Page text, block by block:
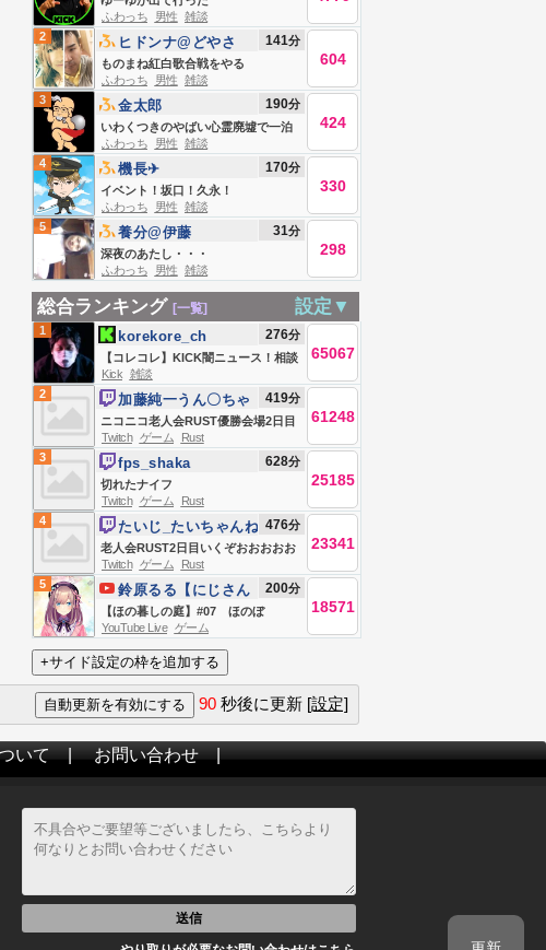
ふわっち 男性 雑談
2
ものまね紅白歌合戦をやる
ヒドンナ@どやさ 141分
604
ふわっち 男性 雑談
3
いわくつきのやばい心霊廃墟で一泊
する
金太郎 190分
424
ふわっち 男性 雑談
4
イベント！坂口！久永！
機長✈︎ 170分
330
ふわっち 男性 雑談
5
深夜のあたし・・・
養分@伊藤 31分
298
ふわっち 男性 雑談
総合ランキング [一覧] 設定▼
1
【コレコレ】KICK闇ニュース！相談
やSNSトラブル解決【ミラー、録画
禁止】
korekore_ch 276分
65067
Kick 雑談
2
ニコニコ老人会RUST優勝会場2日目
夜の部
加藤純一うん〇ちゃ
ん
419分
61248
Twitch ゲーム
Rust
3
切れたナイフ
fps_shaka 628分
25185
Twitch ゲーム
Rust
4
老人会RUST2日目いくぞおおおおお
おおおおお
たいじ_たいちゃんね
る
476分
23341
Twitch ゲーム
Rust
5
【ほの暮しの庭】#07 ほのぼ
の・・？スローライフ生活
ッ・・・！！！！！【にじさんじ/鈴
原るる 】
鈴原るる【にじさん
じ所属】
200分
18571
YouTube Live ゲーム
90 秒後に更新 [設定]
いて|お問い合わせ|
送信